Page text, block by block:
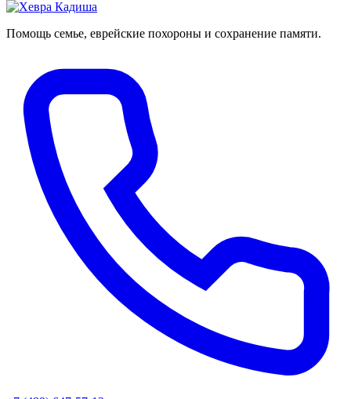
Помощь семье, еврейские похороны и сохранение памяти.